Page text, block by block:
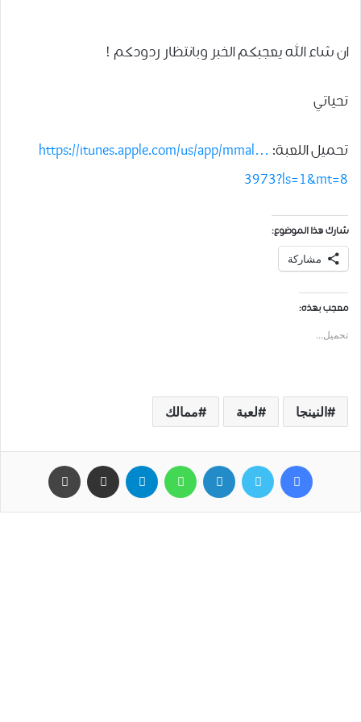
ان شاء الله يعجبكم الخبر وبانتظار ردودكم !
تحياتي
تحميل اللعبة: https://itunes.apple.com/us/app/mmal…
3973?ls=1&mt=8
شارك هذا الموضوع:
مشاركة
معجب بهذه:
تحميل...
النينجا لعبة ممالك
فيسبوك تويتر لينكدإن واتساب تيلقرام مشاركة عبر البريد